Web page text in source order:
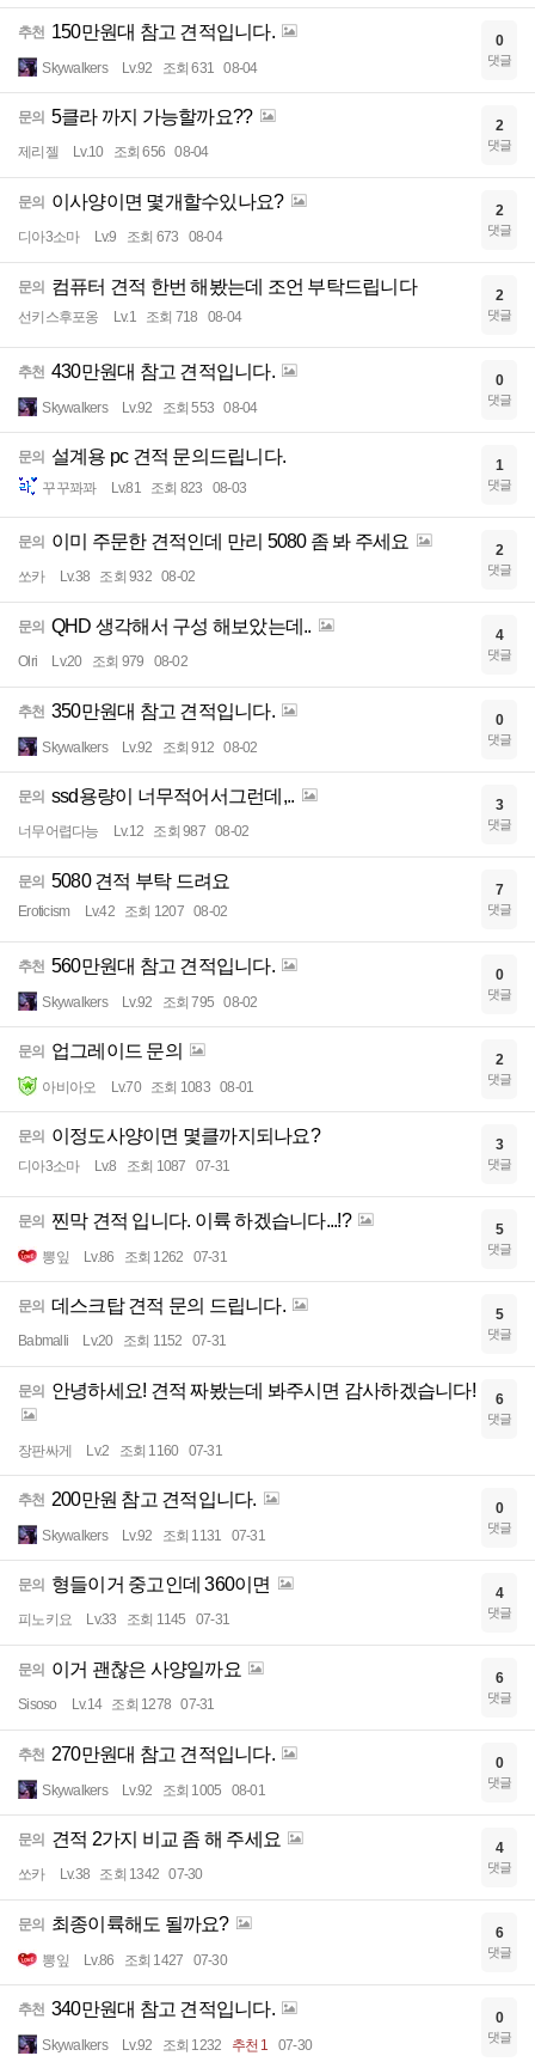
추천 150만원대 참고 견적입니다.
Skywalkers Lv.92 조회 631 08-04
0
댓글
문의 5클라 까지 가능할까요??
제리젤 Lv.10 조회 656 08-04
2
댓글
문의 이사양이면 몇개할수있나요?
디아3소마 Lv.9 조회 673 08-04
2
댓글
문의 컴퓨터 견적 한번 해봤는데 조언 부탁드립니다
선키스후포옹 Lv.1 조회 718 08-04
2
댓글
추천 430만원대 참고 견적입니다.
Skywalkers Lv.92 조회 553 08-04
0
댓글
문의 설계용 pc 견적 문의드립니다.
꾸꾸꽈꽈 Lv.81 조회 823 08-03
1
댓글
문의 이미 주문한 견적인데 만리 5080 좀 봐 주세요
쏘카 Lv.38 조회 932 08-02
2
댓글
문의 QHD 생각해서 구성 해보았는데..
Olri Lv.20 조회 979 08-02
4
댓글
추천 350만원대 참고 견적입니다.
Skywalkers Lv.92 조회 912 08-02
0
댓글
문의 ssd용량이 너무적어서그런데,..
너무어렵다능 Lv.12 조회 987 08-02
3
댓글
문의 5080 견적 부탁 드려요
Eroticism Lv.42 조회 1207 08-02
7
댓글
추천 560만원대 참고 견적입니다.
Skywalkers Lv.92 조회 795 08-02
0
댓글
문의 업그레이드 문의
아비아오 Lv.70 조회 1083 08-01
2
댓글
문의 이정도사양이면 몇클까지되나요?
디아3소마 Lv.8 조회 1087 07-31
3
댓글
문의 찐막 견적 입니다. 이륙 하겠습니다...!?
뽕잎 Lv.86 조회 1262 07-31
5
댓글
문의 데스크탑 견적 문의 드립니다.
Babmalli Lv.20 조회 1152 07-31
5
댓글
문의 안녕하세요! 견적 짜봤는데 봐주시면 감사하겠습니다!
장판싸게 Lv.2 조회 1160 07-31
6
댓글
추천 200만원 참고 견적입니다.
Skywalkers Lv.92 조회 1131 07-31
0
댓글
문의 형들이거 중고인데 360이면
피노키요 Lv.33 조회 1145 07-31
4
댓글
문의 이거 괜찮은 사양일까요
Sisoso Lv.14 조회 1278 07-31
6
댓글
추천 270만원대 참고 견적입니다.
Skywalkers Lv.92 조회 1005 08-01
0
댓글
문의 견적 2가지 비교 좀 해 주세요
쏘카 Lv.38 조회 1342 07-30
4
댓글
문의 최종이륙해도 될까요?
뽕잎 Lv.86 조회 1427 07-30
6
댓글
추천 340만원대 참고 견적입니다.
Skywalkers Lv.92 조회 1232 추천 1 07-30
0
댓글